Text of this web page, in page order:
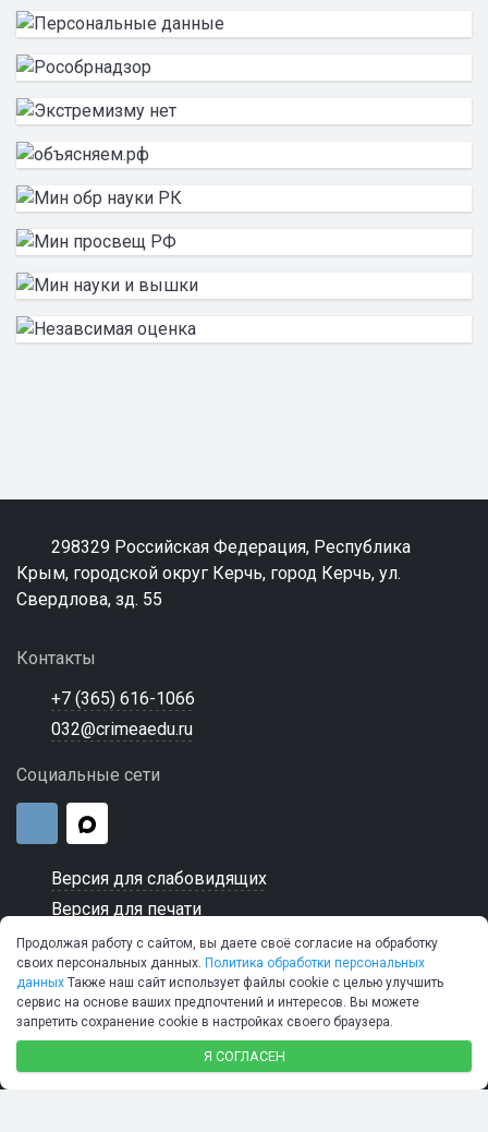
298329 Российская Федерация, Республика
Крым, городской округ Керчь, город Керчь, ул.
Свердлова, зд. 55
Контакты
+7 (365) 616-1066
032@crimeaedu.ru
Социальные сети
Версия для слабовидящих
Версия для печати
© 2026 ГБПОУ РК "Керченский морской технический
колледж"
SIMAI-SF4: Сайт колледжа
Продолжая работу с сайтом, вы даете своё согласие на обработку
своих персональных данных. Политика обработки персональных
данных Также наш сайт использует файлы cookie с целью улучшить
сервис на основе ваших предпочтений и интересов. Вы можете
запретить сохранение cookie в настройках своего браузера.
Я СОГЛАСЕН